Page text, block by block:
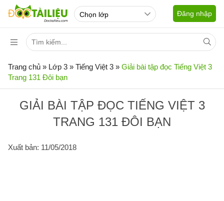
Đăng nhập
Trang chủ » Lớp 3 » Tiếng Việt 3 » Giải bài tập đọc Tiếng Việt 3
Trang 131 Đôi bạn
GIẢI BÀI TẬP ĐỌC TIẾNG VIỆT 3
TRANG 131 ĐÔI BẠN
Xuất bản: 11/05/2018